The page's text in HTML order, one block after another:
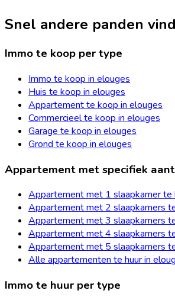
Snel andere panden
Immo te koop per type
Immo te koop in elouges
Huis te koop in elouges
Appartement te koop in elouges
Commercieel te koop in elouges
Garage te koop in elouges
Grond te koop in elouges
Appartement met specifiek
Appartement met 1 slaapkamer te
Appartement met 2 slaapkamers
Appartement met 3 slaapkamers
Appartement met 4 slaapkamers
Appartement met 5 slaapkamers
Alle appartementen te huur in
Immo te huur per type